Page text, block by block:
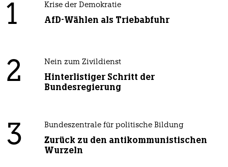
1 Krise der Demokratie
AfD-Wählen als Triebabfuhr
2 Nein zum Zivildienst
Hinterlistiger Schritt der
Bundesregierung
3 Bundeszentrale für politische Bildung
Zurück zu den antikommunistischen
Wurzeln